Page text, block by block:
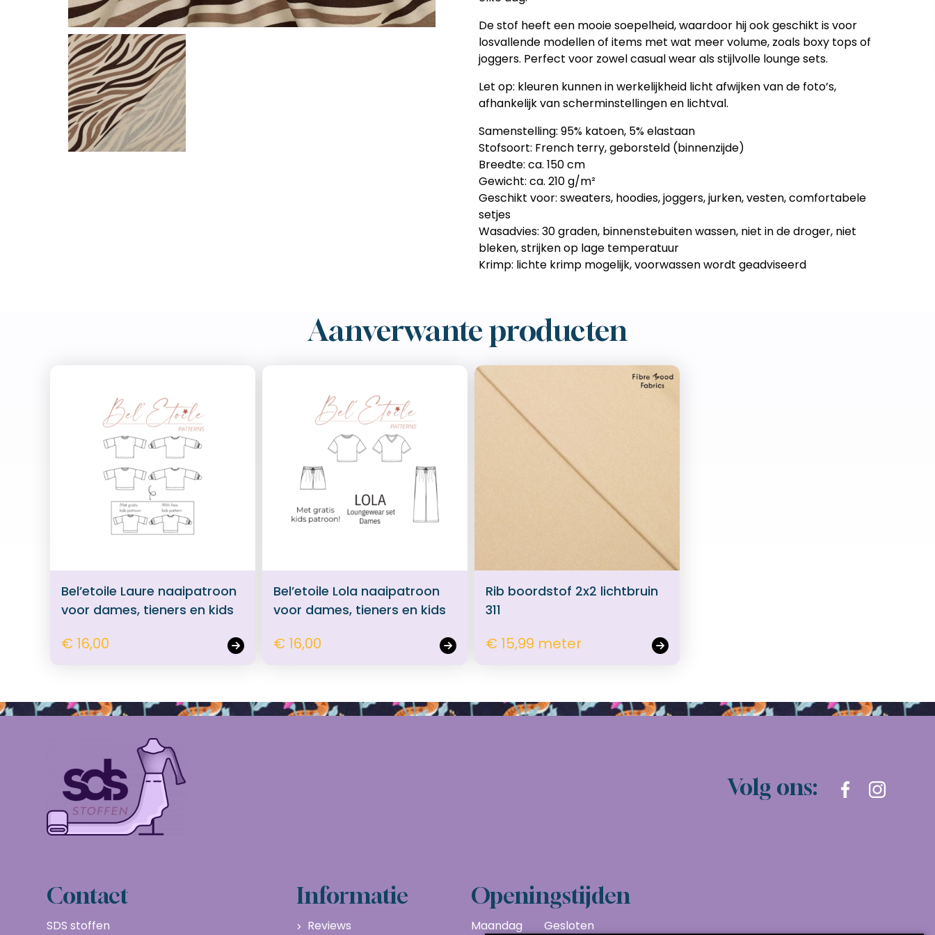
De stof heeft een mooie soepelheid, waardoor hij ook geschikt is voor
losvallende modellen of items met wat meer volume, zoals boxy tops of
joggers. Perfect voor zowel casual wear als stijlvolle lounge sets.
Let op: kleuren kunnen in werkelijkheid licht afwijken van de foto’s,
afhankelijk van scherminstellingen en lichtval.
Samenstelling: 95% katoen, 5% elastaan
Stofsoort: French terry, geborsteld (binnenzijde)
Breedte: ca. 150 cm
Gewicht: ca. 210 g/m²
Geschikt voor: sweaters, hoodies, joggers, jurken, vesten, comfortabele
setjes
Wasadvies: 30 graden, binnenstebuiten wassen, niet in de droger, niet
bleken, strijken op lage temperatuur
Krimp: lichte krimp mogelijk, voorwassen wordt geadviseerd
Aanverwante producten
Bel’etoile Laure naaipatroon
voor dames, tieners en kids
€ 16,00
Bel’etoile Lola naaipatroon
voor dames, tieners en kids
€ 16,00
Rib boordstof 2x2 lichtbruin
311
€ 15,99 meter
Volg ons:
Contact
SDS stoffen
Informatie
Reviews
Openingstijden
Maandag Gesloten